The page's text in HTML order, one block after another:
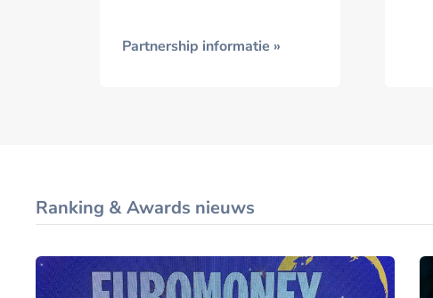
Partnership informatie »
Ranking & Awards nieuws